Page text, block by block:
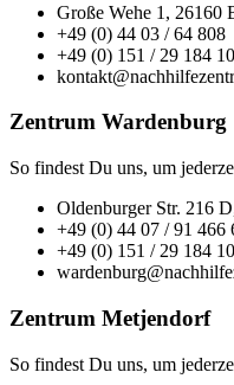
Große Wehe 1, 26160
+49 (0) 44 03 / 64 808
+49 (0) 151 / 29 184
Zentrum Wardenburg
So findest Du uns, um
Oldenburger Str. 216
+49 (0) 44 07 / 91 466
+49 (0) 151 / 29 184
Zentrum Metjendorf
So findest Du uns, um